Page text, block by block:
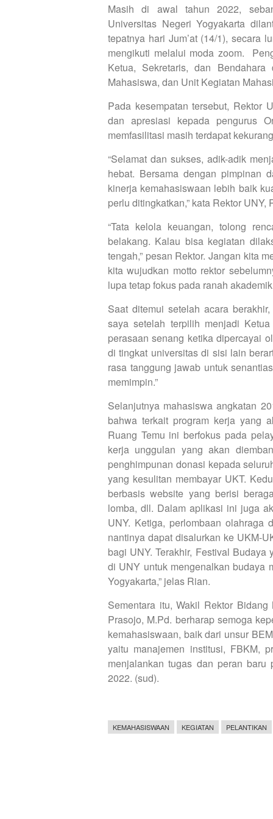
Masih di awal tahun 2022,
Universitas Negeri Yogyakarta
tepatnya hari Jum’at (14/1), secara
mengikuti melalui moda zoom.
Ketua, Sekretaris, dan
Mahasiswa, dan Unit Kegiatan
Pada kesempatan tersebut, Rektor
dan apresiasi kepada pengurus
memfasilitasi masih terdapat
“Selamat dan sukses, adik-adik
hebat. Bersama dengan pimpinan
kinerja kemahasiswaan lebih baik
perlu ditingkatkan,” kata Rektor
“Tata kelola keuangan, tolong
belakang. Kalau bisa kegiatan
tengah,” pesan Rektor. Jangan kita
kita wujudkan motto rektor
lupa tetap fokus pada ranah
Saat ditemui setelah acara
saya setelah terpilih menjadi
perasaan senang ketika dipercayai
di tingkat universitas di sisi lain
rasa tanggung jawab untuk
memimpin.”
Selanjutnya mahasiswa angkatan
bahwa terkait program kerja yang
Ruang Temu ini berfokus pada
kerja unggulan yang akan
penghimpunan donasi kepada
yang kesulitan membayar UKT.
berbasis website yang berisi
lomba, dll. Dalam aplikasi ini juga
UNY. Ketiga, perlombaan
nantinya dapat disalurkan ke UKM-
bagi UNY. Terakhir, Festival
di UNY untuk mengenalkan budaya
Yogyakarta,” jelas Rian.
Sementara itu, Wakil Rektor
Prasojo, M.Pd. berharap semoga
kemahasiswaan, baik dari unsur
yaitu manajemen institusi, FBKM,
menjalankan tugas dan peran
2022. (sud).
KEMAHASISWAAN KEGIATAN PELANTIKAN